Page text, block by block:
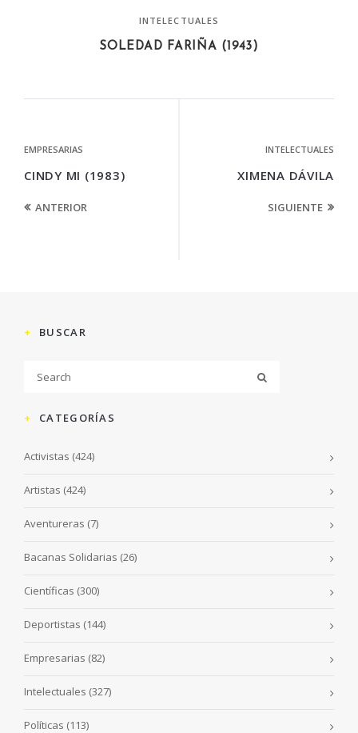
INTELECTUALES
SOLEDAD FARIÑA (1943)
EMPRESARIAS
CINDY MI (1983)
ANTERIOR
INTELECTUALES
XIMENA DÁVILA
SIGUIENTE
BUSCAR
CATEGORÍAS
Activistas (424)
Artistas (424)
Aventureras (7)
Bacanas Solidarias (26)
Científicas (300)
Deportistas (144)
Empresarias (82)
Intelectuales (327)
Políticas (113)